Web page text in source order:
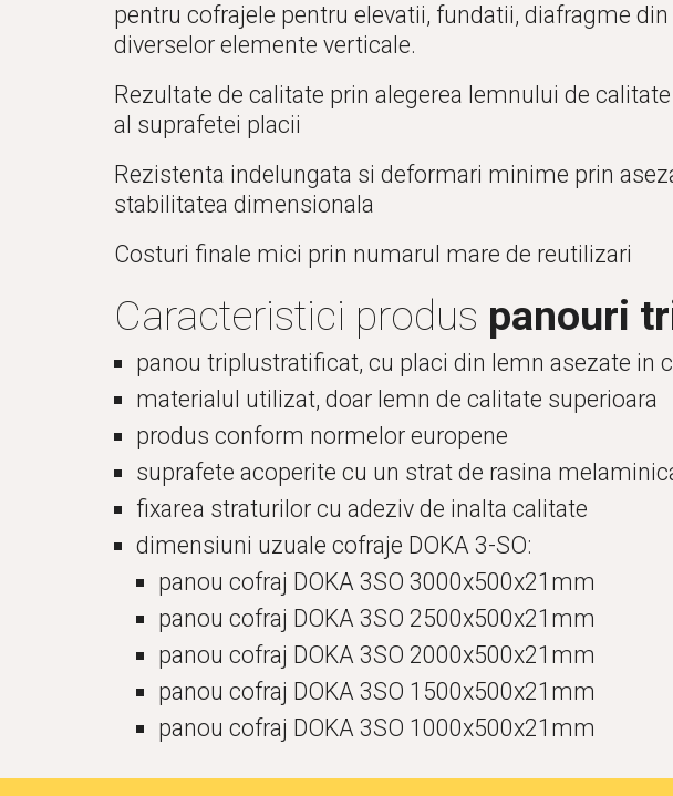
pentru cofrajele pentru elevatii, fundatii, diafragme
diverselor elemente verticale.
Rezultate de calitate prin alegerea lemnului de
al suprafetei placii
Rezistenta indelungata si deformari minime prin
stabilitatea dimensionala
Costuri finale mici prin numarul mare de reutilizari
Caracteristici produs panouri
panou triplustratificat, cu placi din lemn asezate in
materialul utilizat, doar lemn de calitate superioara
produs conform normelor europene
suprafete acoperite cu un strat de rasina
fixarea straturilor cu adeziv de inalta calitate
dimensiuni uzuale cofraje DOKA 3-SO:
panou cofraj DOKA 3SO 3000x500x21 mm
panou cofraj DOKA 3SO 2500x500x21 mm
panou cofraj DOKA 3SO 2000x500x21 mm
panou cofraj DOKA 3SO 1500x500x21 mm
panou cofraj DOKA 3SO 1000x500x21mm